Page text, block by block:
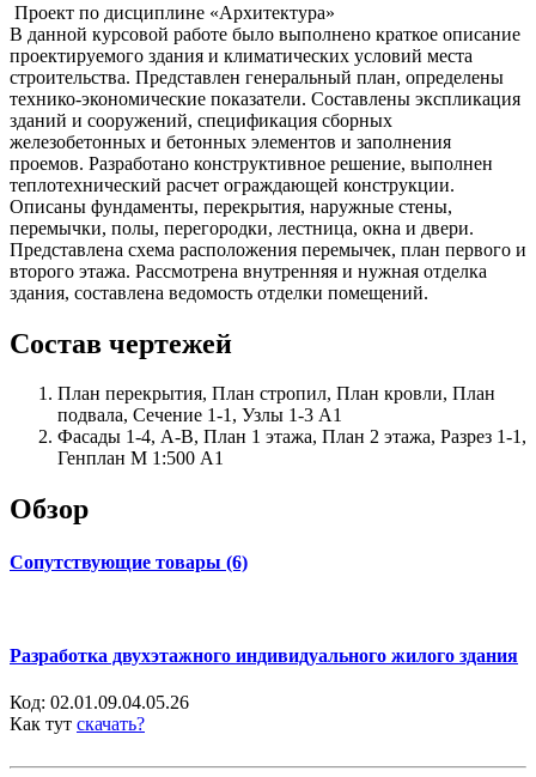
Проект по дисциплине «Архитектура»
В данной курсовой работе было выполнено краткое описание
проектируемого здания и климатических условий места
строительства. Представлен генеральный план, определены
технико-экономические показатели. Составлены экспликация
зданий и сооружений, спецификация сборных
железобетонных и бетонных элементов и заполнения
проемов. Разработано конструктивное решение, выполнен
теплотехнический расчет ограждающей конструкции.
Описаны фундаменты, перекрытия, наружные стены,
перемычки, полы, перегородки, лестница, окна и двери.
Представлена схема расположения перемычек, план первого и
второго этажа. Рассмотрена внутренняя и нужная отделка
здания, составлена ведомость отделки помещений.
Состав чертежей
План перекрытия, План стропил, План кровли, План
подвала, Сечение 1-1, Узлы 1-3 А1
Фасады 1-4, А-В, План 1 этажа, План 2 этажа, Разрез 1-1,
Генплан М 1:500 А1
Обзор
Сопутствующие товары (6)
Разработка двухэтажного индивидуального жилого здания
Код: 02.01.09.04.05.26
Как тут скачать?